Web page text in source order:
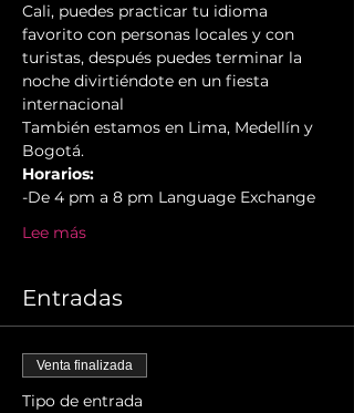
Cali, puedes practicar tu idioma
favorito con personas locales y con
turistas, después puedes terminar la
noche divirtiéndote en un fiesta
internacional
También estamos en Lima, Medellín y
Bogotá.
Horarios:
-De 4 pm a 8 pm Language Exchange
Lee más
Entradas
Venta finalizada
Tipo de entrada